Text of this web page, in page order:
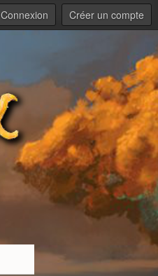
Connexion Créer un compte